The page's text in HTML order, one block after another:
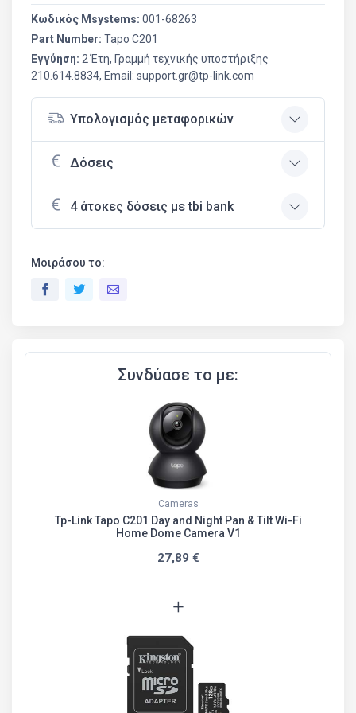
Κωδικός Msystems: 001-68263
Part Number: Tapo C201
Εγγύηση: 2 Έτη, Γραμμή τεχνικής υποστήριξης
210.614.8834, Email: support.gr@tp-link.com
Υπολογισμός μεταφορικών
Δόσεις
4 άτοκες δόσεις με tbi bank
Μοιράσου το:
Συνδύασε το με:
Cameras
Tp-Link Tapo C201 Day and Night Pan & Tilt Wi-Fi
Home Dome Camera V1
27,89 €
+